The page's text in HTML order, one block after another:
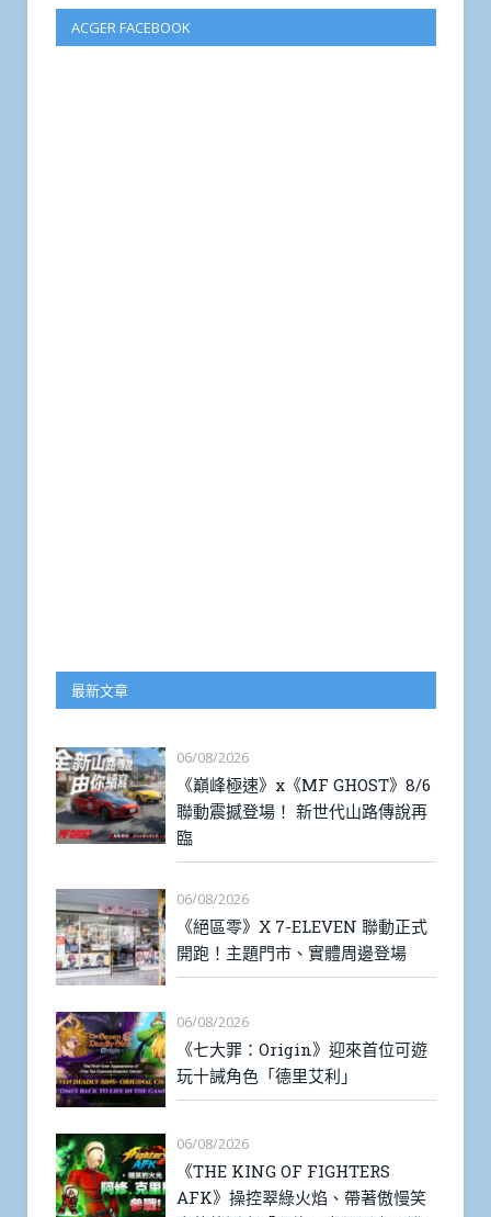
ACGER FACEBOOK
最新文章
06/08/2026
《巔峰極速》x《MF GHOST》8/6
聯動震撼登場！ 新世代山路傳說再
臨
06/08/2026
《絕區零》X 7-ELEVEN 聯動正式
開跑！主題門市、實體周邊登場
06/08/2026
《七大罪：Origin》迎來首位可遊
玩十誡角色「德里艾利」
06/08/2026
《THE KING OF FIGHTERS
AFK》操控翠綠火焰、帶著傲慢笑